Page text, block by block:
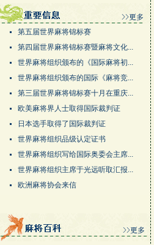
第五届世界麻将锦标赛
第四届世界麻将锦标赛暨麻将文化...
世界麻将组织颁布的《国际麻将初...
世界麻将组织颁布的国际《麻将竞...
第三届世界麻将锦标赛十月在重庆...
欧美麻将界人士取得国际裁判证
日本选手取得了国际裁判证
世界麻将组织品级认定证书
世界麻将组织写给国际奥委会主席...
世界麻将组织主席于光远听取汇报...
欧洲麻将协会来信